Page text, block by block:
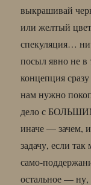
выкрашивай
или желтый
спекуляция…
посыл явно не
концепция
нам нужно
дело с
иначе — зачем,
задачу, если
само-
остальное — ну,